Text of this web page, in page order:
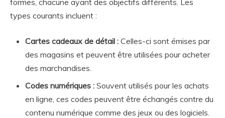
types courants incluent :
Cartes cadeaux de détail : Celles-ci sont émises par
des magasins et peuvent être utilisées pour acheter
des marchandises.
Codes numériques : Souvent utilisés pour les achats
en ligne, ces codes peuvent être échangés contre du
contenu numérique comme des jeux ou des logiciels.